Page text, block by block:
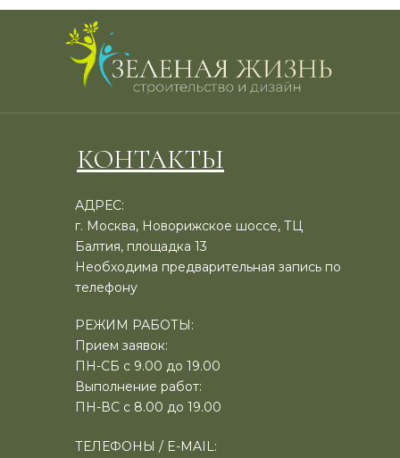
КОНТАКТЫ
АДРЕС:
г. Москва, Новорижское шоссе, ТЦ
Балтия, площадка 13
Необходима предварительная запись по
телефону
РЕЖИМ РАБОТЫ:
Прием заявок:
ПН-СБ с 9.00 до 19.00
Выполнение работ:
ПН-ВС с 8.00 до 19.00
ТЕЛЕФОНЫ / E-MAIL: